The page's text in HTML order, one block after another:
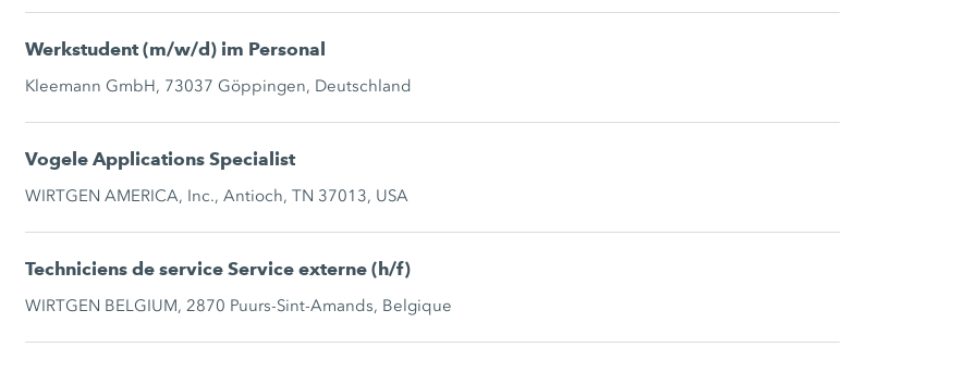
Werkstudent (m/w/d) im Personal
Kleemann GmbH, 73037 Göppingen, Deutschland
Vogele Applications Specialist
WIRTGEN AMERICA, Inc., Antioch, TN 37013, USA
Techniciens de service Service externe (h/f)
WIRTGEN BELGIUM, 2870 Puurs-Sint-Amands, Belgique